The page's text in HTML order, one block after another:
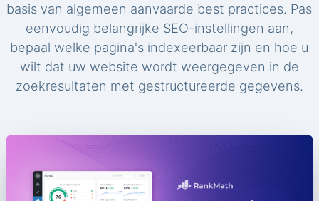
basis van algemeen aanvaarde best practices. Pas
eenvoudig belangrijke SEO-instellingen aan,
bepaal welke pagina's indexeerbaar zijn en hoe u
wilt dat uw website wordt weergegeven in de
zoekresultaten met gestructureerde gegevens.